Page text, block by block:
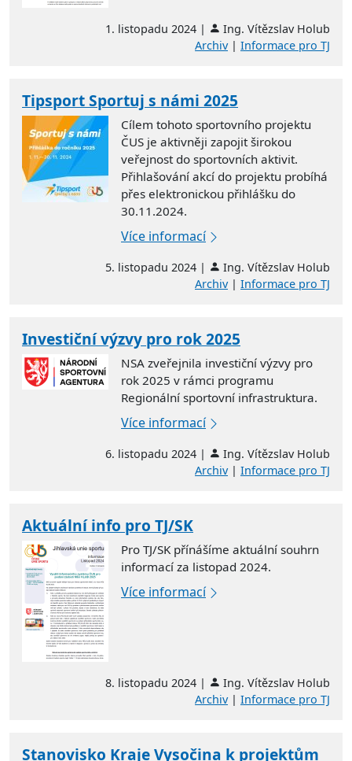
1. listopadu 2024 |
Ing. Vítězslav Holub
Archiv| Informace pro TJ
Tipsport Sportuj s námi 2025
Cílem tohoto sportovního projektu
ČUS je aktivněji zapojit širokou
veřejnost do sportovních aktivit.
Přihlašování akcí do projektu probíhá
přes elektronickou přihlášku do
30.11.2024.
Více informací
5. listopadu 2024 |
Ing. Vítězslav Holub
Archiv| Informace pro TJ
Investiční výzvy pro rok 2025
NSA zveřejnila investiční výzvy pro
rok 2025 v rámci programu
Regionální sportovní infrastruktura.
Více informací
6. listopadu 2024 |
Ing. Vítězslav Holub
Archiv| Informace pro TJ
Aktuální info pro TJ/SK
Pro TJ/SK přínášíme aktuální souhrn
informací za listopad 2024.
Více informací
8. listopadu 2024 |
Ing. Vítězslav Holub
Archiv| Informace pro TJ
Stanovisko Kraje Vysočina k projektům